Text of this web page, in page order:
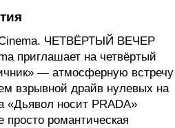
Cinema. ЧЕТВЁРТЫЙ ВЕЧЕР
приглашает на четвёртый
— атмосферную встречу
взрывной драйв нулевых на
«Дьявол носит PRADA»
романтическая